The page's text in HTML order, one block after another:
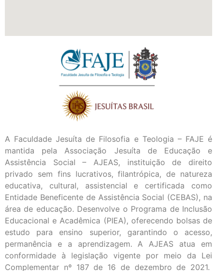
A Faculdade Jesuíta de Filosofia e Teologia – FAJE é
mantida pela Associação Jesuíta de Educação e
Assistência Social – AJEAS, instituição de direito
privado sem fins lucrativos, filantrópica, de natureza
educativa, cultural, assistencial e certificada como
Entidade Beneficente de Assistência Social (CEBAS), na
área de educação. Desenvolve o Programa de Inclusão
Educacional e Acadêmica (PIEA), oferecendo bolsas de
estudo para ensino superior, garantindo o acesso,
permanência e a aprendizagem. A AJEAS atua em
conformidade à legislação vigente por meio da Lei
Complementar nº 187 de 16 de dezembro de 2021.